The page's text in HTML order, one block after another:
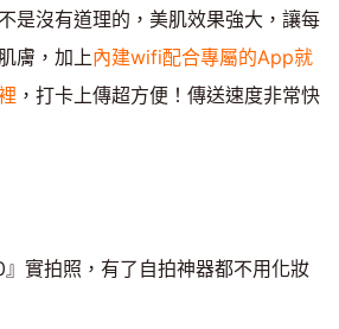
是沒有道理的，美肌效果強大，讓每
膚，加上內建wifi配合專屬的App就
，打卡上傳超方便！傳送速度非常快
實拍照，有了自拍神器都不用化妝